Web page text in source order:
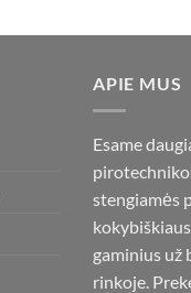
APIE MUS
Esame
stengiamės
gaminius už
rinkoje.